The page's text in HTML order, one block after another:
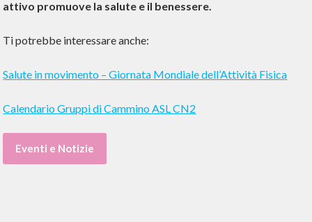
attivo promuove la salute e il benessere.
Ti potrebbe interessare anche:
Salute in movimento – Giornata Mondiale dell’Attività Fisica
Calendario Gruppi di Cammino ASL CN2
Eventi e Notizie